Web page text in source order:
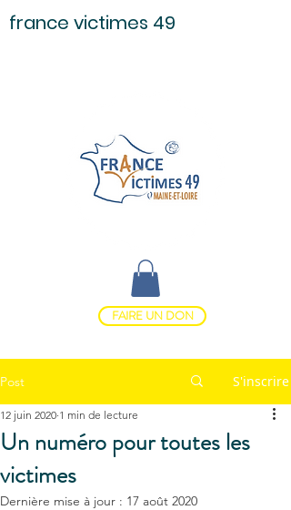
FAIRE UN DON
france victimes 49
Post S'inscrire
Un numéro pour toutes les
victimes
12 juin 2020 1 min de lecture
Dernière mise à jour : 17 août 2020